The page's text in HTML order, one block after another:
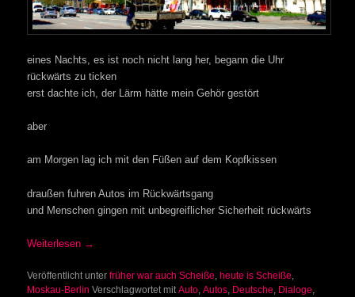
eines Nachts, es ist noch nicht lang her, begann die Uhr
rückwärts zu ticken
erst dachte ich, der Lärm hätte mein Gehör gestört
aber
am Morgen lag ich mit den Füßen auf dem Kopfkissen
draußen fuhren Autos im Rückwärtsgang
und Menschen gingen mit unbegreiflicher Sicherheit rückwärts
Weiterlesen →
Veröffentlicht unter früher war auch Scheiße,heute is Scheiße,
Moskau-Berlin Verschlagwortet mit Auto,Autos, Deutsche, Dialoge,